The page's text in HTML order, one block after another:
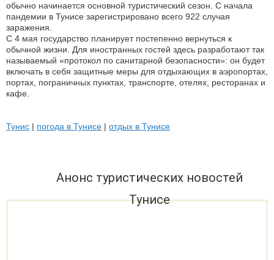
обычно начинается основной туристический сезон. С начала
пандемии в Тунисе зарегистрировано всего 922 случая
заражения.
С 4 мая государство планирует постепенно вернуться к
обычной жизни. Для иностранных гостей здесь разработают так
называемый «протокол по санитарной безопасности»: он будет
включать в себя защитные меры для отдыхающих в аэропортах,
портах, пограничных пунктах, транспорте, отелях, ресторанах и
кафе.
Тунис | погода в Тунисе | отдых в Тунисе
Анонс туристических новостей
Тунисе